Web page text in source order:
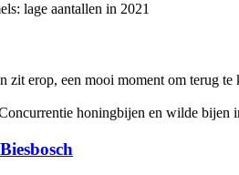
zit erop, een mooi moment om terug